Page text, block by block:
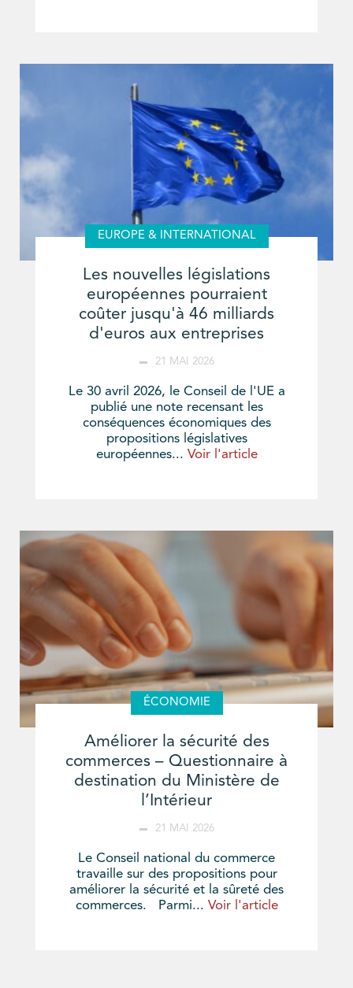
EUROPE & INTERNATIONAL
Les nouvelles législations
européennes pourraient
coûter jusqu'à 46 milliards
d'euros aux entreprises
21 MAI 2026
Le 30 avril 2026, le Conseil de l'UE a
publié une note recensant les
conséquences économiques des
propositions législatives
européennes... Voir l'article
ÉCONOMIE
Améliorer la sécurité des
commerces – Questionnaire à
destination du Ministère de
l’Intérieur
21 MAI 2026
Le Conseil national du commerce
travaille sur des propositions pour
améliorer la sécurité et la sûreté des
commerces. Parmi... Voir l'article